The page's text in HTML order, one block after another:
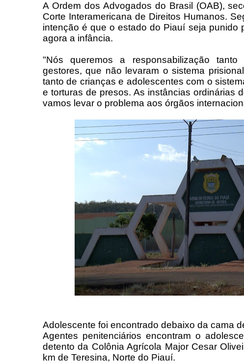
A Ordem dos Advogados do Brasil (OAB),
Corte Interamericana de Direitos Humanos.
intenção é que o estado do Piauí seja punido
agora a infância.
"Nós queremos a responsabilização
gestores, que não levaram o sistema
tanto de crianças e adolescentes com o
e torturas de presos. As instâncias ordinárias
vamos levar o problema aos órgãos
Adolescente foi encontrado debaixo da cama
Agentes penitenciários encontram o
detento da Colônia Agrícola Major Cesar
km de Teresina, Norte do Piauí.